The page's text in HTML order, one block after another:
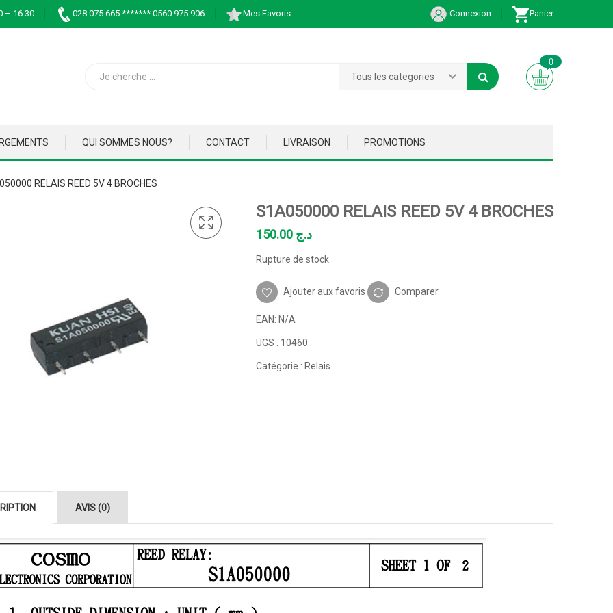
– 16:30 028 075 665 ******* 0560 975 906 Mes Favoris Connexion Panier
Tous les categories
0
QUI SOMMES NOUS? CONTACT LIVRAISON PROMOTIONS
RELAIS REED 5V 4 BROCHES
S1A050000 RELAIS REED 5V 4 BROCHES
د.ج
Rupture de stock
Ajouter aux favoris Comparer
EAN: N/A
UGS : 10460
Catégorie : Relais
AVIS (0)